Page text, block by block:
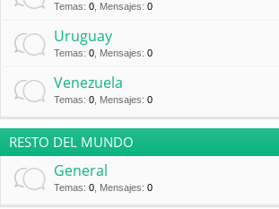
Temas: 0 Mensajes: 0
Uruguay
Temas: 0 Mensajes: 0
Venezuela
Temas: 0 Mensajes: 0
RESTO DEL MUNDO
General
Temas: 0 Mensajes: 0